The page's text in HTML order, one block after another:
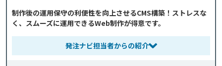
制作後の運用保守の利便性を向上させるCMS構築！ストレスな
く、スムーズに運用できるWeb制作が得意です。
発注ナビ担当者からの紹介